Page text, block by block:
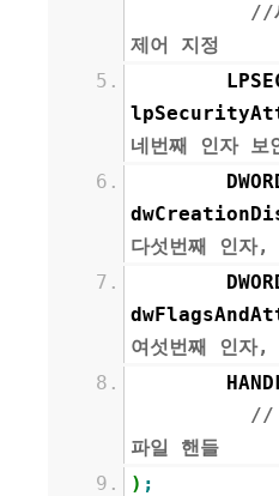
//
제어 지정
네번째 인자 보
다섯번째 인자,
여섯번째 인자,
//
파일 핸들
) ;